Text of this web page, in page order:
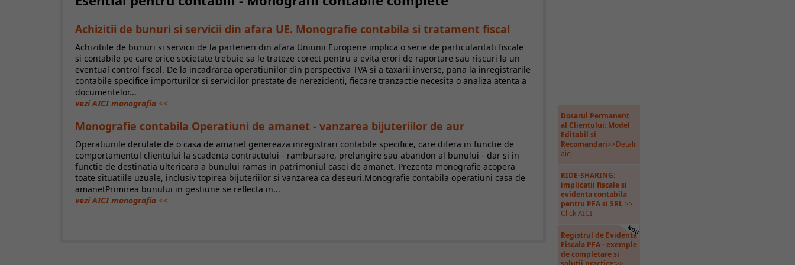
Achizitii de bunuri si servicii din afara UE. Monografie contabila si tratament fiscal
Achizitiile de bunuri si servicii de la parteneri din afara Uniunii Europene implica o serie de particularitati fiscale
si contabile pe care orice societate trebuie sa le trateze corect pentru a evita erori de raportare sau riscuri la un
eventual control fiscal. De la incadrarea operatiunilor din perspectiva TVA si a taxarii inverse, pana la inregistrarile
contabile specifice importurilor si serviciilor prestate de nerezidenti, fiecare tranzactie necesita o analiza atenta a
documentelor...
vezi AICI monografia <<
Monografie contabila Operatiuni de amanet - vanzarea bijuteriilor de aur
Operatiunile derulate de o casa de amanet genereaza inregistrari contabile specifice, care difera in functie de
comportamentul clientului la scadenta contractului - rambursare, prelungire sau abandon al bunului - dar si in
functie de destinatia ulterioara a bunului ramas in patrimoniul casei de amanet. Prezenta monografie acopera
toate situatiile uzuale, inclusiv topirea bijuteriilor si vanzarea ca deseuri.Monografie contabila operatiuni casa de
amanetPrimirea bunului in gestiune se reflecta in...
vezi AICI monografia <<
Dosarul Permanent
al Clientului: Model
Editabil si
Recomandari>>Detalii
aici
RIDE-SHARING:
implicatii fiscale si
evidenta contabila
pentru PFA si SRL>>
Click AICI
Registrul de Evidenta
Fiscala PFA - exemple
de completare si